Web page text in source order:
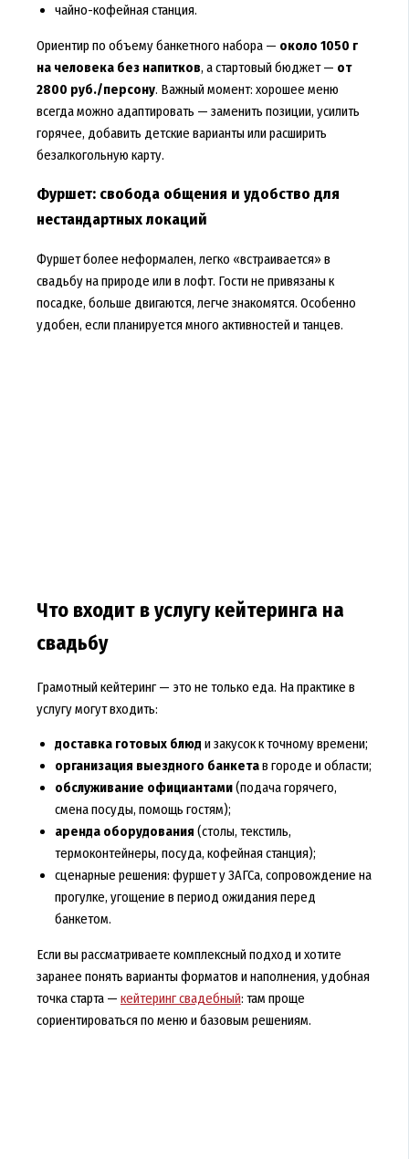
чайно-кофейная станция.
Ориентир по объему банкетного набора — около 1050 г
на человека без напитков, а стартовый бюджет — от
2800 руб./персону. Важный момент: хорошее меню
всегда можно адаптировать — заменить позиции, усилить
горячее, добавить детские варианты или расширить
безалкогольную карту.
Фуршет: свобода общения и удобство для
нестандартных локаций
Фуршет более неформален, легко «встраивается» в
свадьбу на природе или в лофт. Гости не привязаны к
посадке, больше двигаются, легче знакомятся. Особенно
удобен, если планируется много активностей и танцев.
Что входит в услугу кейтеринга на
свадьбу
Грамотный кейтеринг — это не только еда. На практике в
услугу могут входить:
доставка готовых блюд и закусок к точному времени;
организация выездного банкетав городе и области;
обслуживание официантами(подача горячего,
смена посуды, помощь гостям);
аренда оборудования (столы, текстиль,
термоконтейнеры, посуда, кофейная станция);
сценарные решения: фуршет у ЗАГСа, сопровождение на
прогулке, угощение в период ожидания перед
банкетом.
Если вы рассматриваете комплексный подход и хотите
заранее понять варианты форматов и наполнения, удобная
точка старта — кейтеринг свадебный: там проще
сориентироваться по меню и базовым решениям.